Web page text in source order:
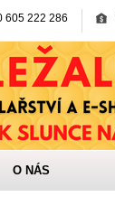
605 222 286
O NÁS